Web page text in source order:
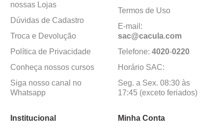
nossas Lojas
Dúvidas de Cadastro
Troca e Devolução
Política de Privacidade
Conheça nossos cursos
Siga nosso canal no
Whatsapp
Termos de Uso
E-mail:
sac@cacula.com
Telefone: 4020-0220
Horário SAC:
Seg. a Sex. 08:30 às
17:45 (exceto feriados)
Institucional Minha Conta